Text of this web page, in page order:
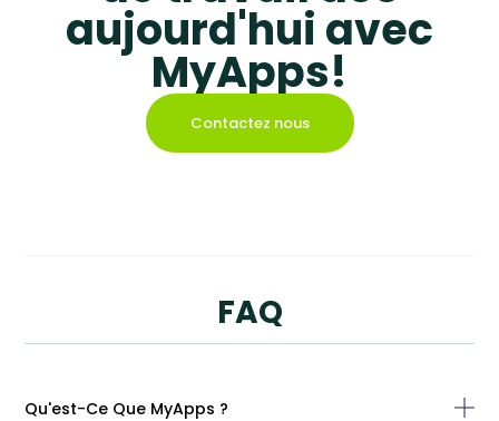
ainsi les manipulations manuelles et
minimisant le risque de mauvaise
classification.
aujourd'hui avec
MyApps!
Contactez nous
FAQ
Qu'est-Ce Que MyApps ?